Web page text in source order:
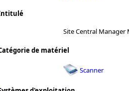
Site Central Manager
de matériel
Scanner